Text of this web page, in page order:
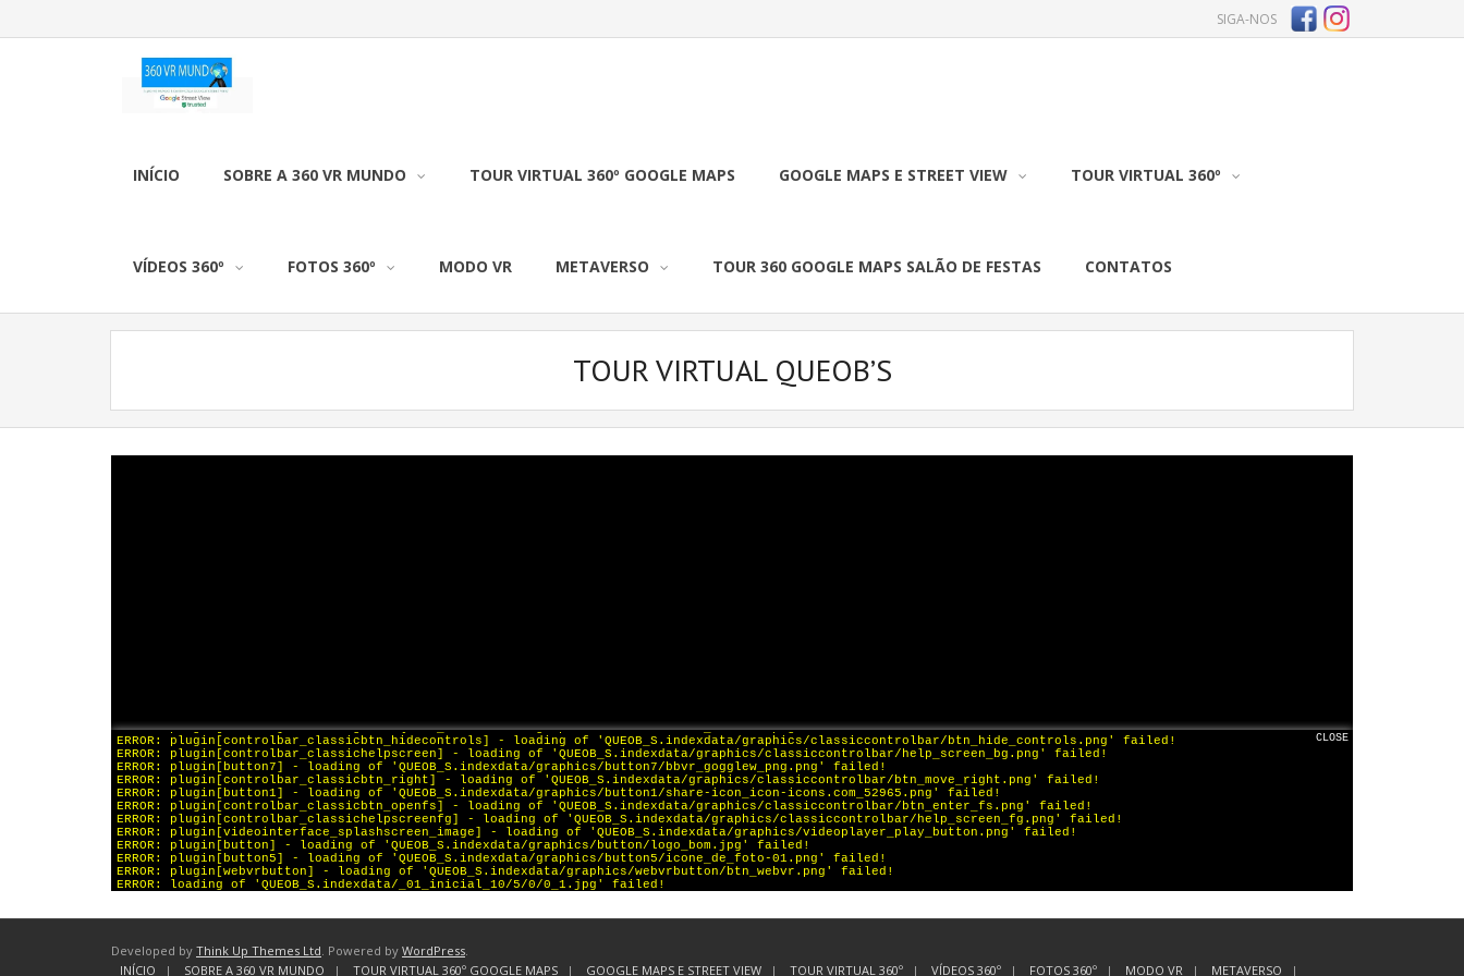
SIGA-NOS
INÍCIO SOBRE A 360 VR MUNDO TOUR VIRTUAL 360º GOOGLE MAPS GOOGLE MAPS E STREET VIEW TOUR VIRTUAL 360º
VÍDEOS 360º FOTOS 360º MODO VR METAVERSO TOUR 360 GOOGLE MAPS SALÃO DE FESTAS CONTATOS
TOUR VIRTUAL QUEOB’S
Developed by Think Up Themes Ltd. Powered by WordPress.
INÍCIO
SOBRE A 360 VR MUNDO TOUR VIRTUAL 360º GOOGLE MAPS GOOGLE MAPS E STREET VIEW TOUR VIRTUAL 360º VÍDEOS 360º FOTOS 360º MODO VR METAVERSO